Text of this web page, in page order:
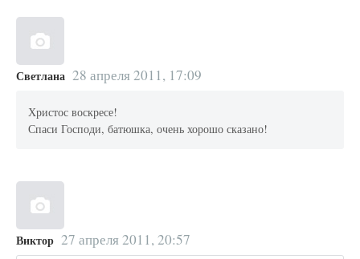
Светлана 28 апреля 2011, 17:09
Христос воскресе!
Спаси Господи, батюшка, очень хорошо сказано!
Виктор 27 апреля 2011, 20:57